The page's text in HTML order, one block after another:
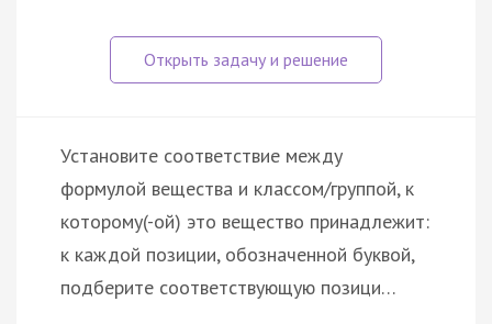
Установите соответствие между
формулой вещества и классом/группой, к
которому(-ой) это вещество принадлежит:
к каждой позиции, обозначенной буквой,
подберите соответствующую позици…